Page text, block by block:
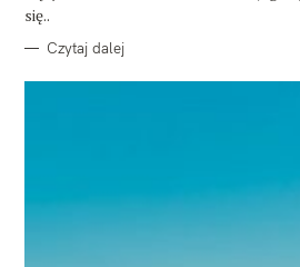
się..
Czytaj dalej